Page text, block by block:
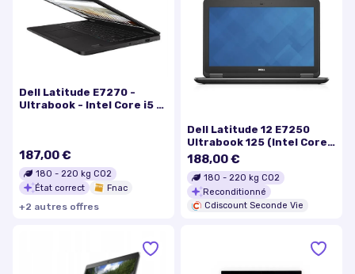
Dell Latitude E7270 -
Ultrabook - Intel Core i5 -
Windows 10 Pro 64 bits) -
HD Graphics 520 - 8 Go
RAM - 256 Go SSD - 12.5"
1920 x 1080 (Full HD) -
Gigabit Ethernet - Wi-Fi 5 -
187,00 €
180 - 220 kg CO2
État correct
Fnac
+2 autres offres
Dell Latitude 12 E7250
Ultrabook 125 (Intel Core
i3-300U 23 GHz 4 Go de
RAM 128 Go SSD Windows 7
Professionnel) (Rewed)
188,00 €
180 - 220 kg CO2
Reconditionné
Cdiscount Seconde Vie